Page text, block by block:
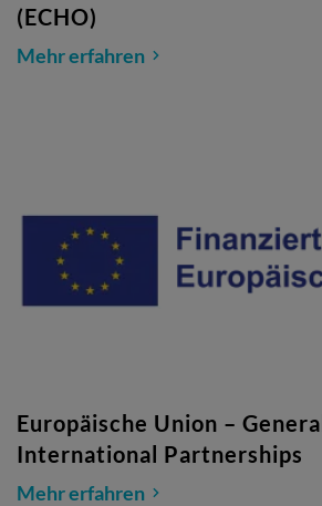
(ECHO)
Mehr erfahren
Europäische Union –
International Partnerships
Mehr erfahren